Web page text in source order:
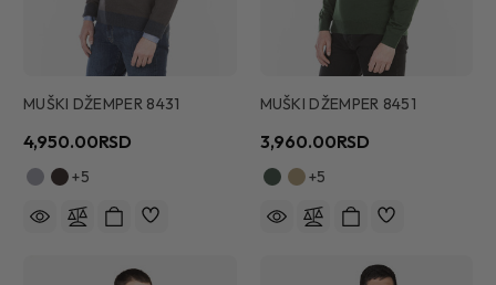
MUŠKI DŽEMPER 8431
4,950.00RSD
+5
MUŠKI DŽEMPER 8451
3,960.00RSD
+5